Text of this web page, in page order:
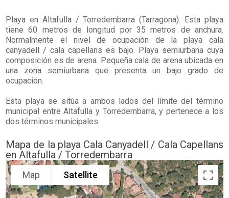
Playa en Altafulla / Torredembarra (Tarragona). Esta playa
tiene 60 metros de longitud por 35 metros de anchura.
Normalmente el nivel de ocupación de la playa cala
canyadell / cala capellans es bajo. Playa semiurbana cuya
composición es de arena. Pequeña cala de arena ubicada en
una zona semiurbana que presenta un bajo grado de
ocupación.
Esta playa se sitúa a ambos lados del límite del término
municipal entre Altafulla y Torredembarra, y pertenece a los
dos términos municipales.
Mapa de la playa Cala Canyadell / Cala Capellans
en Altafulla / Torredembarra
Map Satellite